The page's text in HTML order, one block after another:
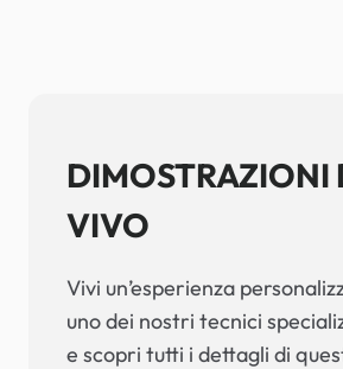
DIMOSTRAZIONI
VIVO
Vivi un’esperienza
uno dei nostri tecnici
e scopri tutti i dettagli di